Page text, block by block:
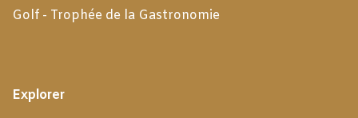
Golf - Trophée de la Gastronomie
Explorer